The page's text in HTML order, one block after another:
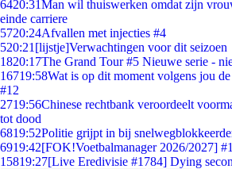
6420:31Man wil thuiswerken omdat zijn
einde carriere
5720:24Afvallen met injecties #4
520:21 [lijstje]Verwachtingen voor dit seizoen
1820:17The Grand Tour #5 Nieuwe serie -
16719:58Wat is op dit moment volgens jou
#12
2719:56Chinese rechtbank veroordeelt
tot dood
6819:52Politie grijpt in bij
6919:42[FOK!Voetbalmanager 2026/2027]
15819:27[Live Eredivisie #1784] Dying